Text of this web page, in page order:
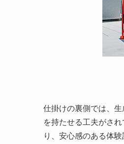
仕掛けの裏側では、
を持たせる工夫がさ
り、安心感のある体